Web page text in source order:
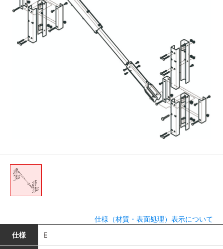
仕様（材質・表面処理）表示について
仕様
E